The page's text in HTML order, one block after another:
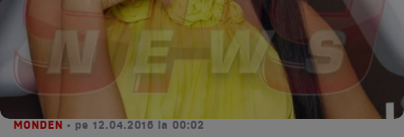
MONDEN • pe 12.04.2016 la 00:02